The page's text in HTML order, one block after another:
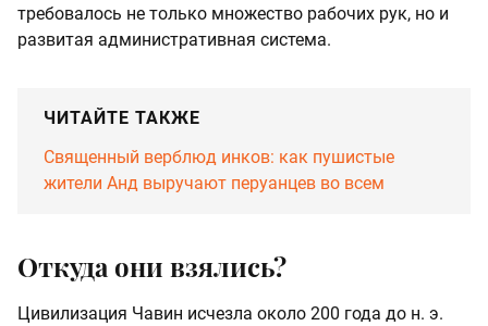
требовалось не только множество рабочих рук, но и
развитая административная система.
ЧИТАЙТЕ ТАКЖЕ
Священный верблюд инков: как пушистые
жители Анд выручают перуанцев во всем
Откуда они взялись?
Цивилизация Чавин исчезла около 200 года до н. э.